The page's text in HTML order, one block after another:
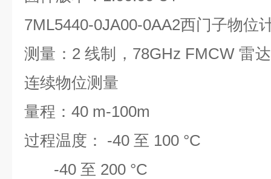
7ML5440-0JA00-0AA2西门子物位
测量：2 线制，78GHz FMCW 雷
连续物位测量
量程：40 m-100m
过程温度： -40 至 100 °C
-40 至 200 °C